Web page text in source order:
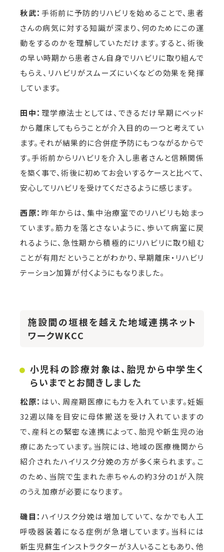
秋武：手術前に予防的リハビリを始めることで、患者
さんの病気に対する知識が深まり、何のためにこの運
動をするのかを理解していただけます。すると、術後
の早い時期から患者さん自身でリハビリに取り組んで
もらえ、リハビリがスムーズにいくなどの効果を発揮
しています。
田中： 理学療法士としては、できるだけ早期にベッド
から離床してもらうことが介入目的の一つと考えてい
ます。それが結果的に合併症予防にもつながるからで
す。手術前からリハビリを介入し患者さんと信頼関係
を築く事で、術後に初めてお会いするケースと比べて、
安心してリハビリを受けてくださるように感じます。
西原：昨年からは、集中治療室でのリハビリも始まっ
ています。筋力を落とさないように、歩いて病室に戻
れるように、急性期から積極的にリハビリに取り組む
ことが有用だということがわかり、早期離床・リハビリ
テーション加算が付くようにもなりました。
施設間の垣根を越えた地域連携ネット
ワークWKCC
小児科の診療対象は、胎児から中学生く
らいまでとお聞きしました
松原： はい、周産期医療にも力を入れています。妊娠
32週以降を目安に母体搬送を受け入れていますの
で、産科との緊密な連携によって、胎児や新生児の治
療にあたっています。当院には、地域の医療機関から
紹介されたハイリスク分娩の方が多く来られます。こ
のため、当院で生まれた赤ちゃんの約3分の1が入院
のうえ加療が必要になります。
磯目：ハイリスク分娩は増加していて、なかでも人工
呼吸器装着になる症例が急増しています。当科には
新生児蘇生インストラクターが3人いることもあり、他